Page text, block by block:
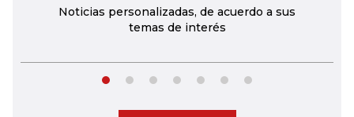
Noticias personalizadas, de acuerdo a sus
temas de interés